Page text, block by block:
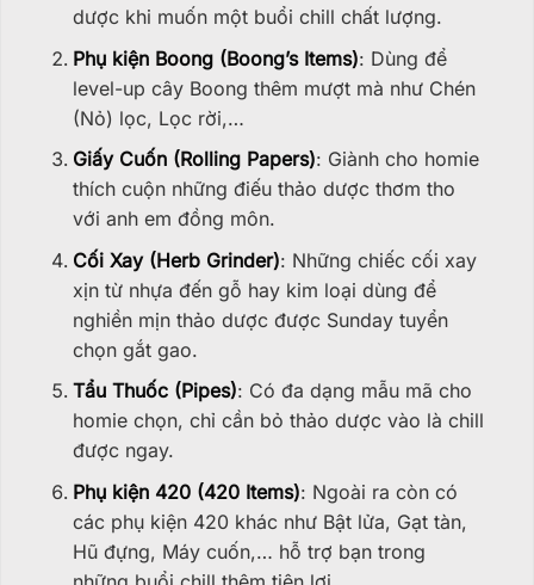
dược khi muốn một buổi chill chất lượng.
Phụ kiện Boong (Boong’s Items): Dùng để
level-up cây Boong thêm mượt mà như Chén
(Nỏ) lọc, Lọc rời,…
Giấy Cuốn (Rolling Papers): Giành cho homie
thích cuộn những điếu thảo dược thơm tho
với anh em đồng môn.
Cối Xay (Herb Grinder): Những chiếc cối xay
xịn từ nhựa đến gỗ hay kim loại dùng để
nghiền mịn thảo dược được Sunday tuyển
chọn gắt gao.
Tẩu Thuốc (Pipes): Có đa dạng mẫu mã cho
homie chọn, chỉ cần bỏ thảo dược vào là chill
được ngay.
Phụ kiện 420 (420 Items): Ngoài ra còn có
các phụ kiện 420 khác như Bật lửa, Gạt tàn,
Hũ đựng, Máy cuốn,… hỗ trợ bạn trong